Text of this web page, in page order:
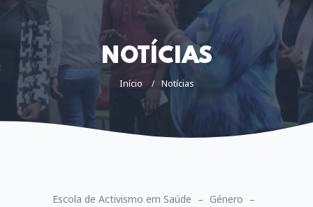
NOTÍCIAS
Início Notícias
Escola de Activismo em Saúde
Género